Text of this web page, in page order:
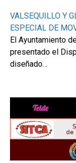
VALSEQUILLO Y
ESPECIAL DE
El Ayuntamiento
presentado el
diseñado…